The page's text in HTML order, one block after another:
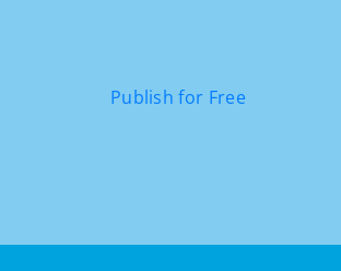
Publish for Free